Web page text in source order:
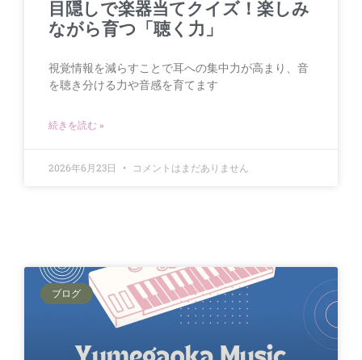
目隠しで楽器当てクイズ！楽しみ
ながら育つ「聴く力」
視覚情報を減らすことで耳への集中力が高まり、音
を聴き分ける力や音感を育てます
続きを読む »
2026年6月23日 コメントはまだありません
ブログ